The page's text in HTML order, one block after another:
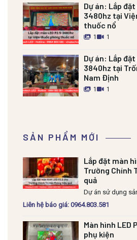
Dự án: Lắp đặt
3480hz tại
thuốc nổ
1 1
Dự án: Lắp đặt
3840hz tại
Nam Định
1 1
SẢN PHẨM MỚI
Lắp đặt màn
Trường Chính
quả
Dự án sử dụng
Liên hệ báo giá: 0964.803.581
Màn hình LED
phụ kiện